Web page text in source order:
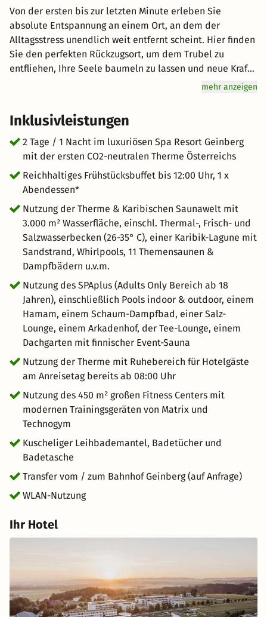
Von der ersten bis zur letzten Minute erleben Sie
absolute Entspannung an einem Ort, an dem der
Alltagsstress unendlich weit entfernt scheint. Hier finden
Sie den perfekten Rückzugsort, um dem Trubel zu
entfliehen, Ihre Seele baumeln zu lassen und neue Kraft
sowie Energie zu tanken. Das mit Hingabe geführte Hotel
besonders auf tiefe Entspannung und kulinarischen
Genuss konzentrieren. * Antipasti, Salate, Suppen,
Hauptspeisen, Desserts und Käsespezialitäten, teils
serviert, teils vom Buffet, vegetarische und vegane
Speisen, individuelle Auswahl, mehrfacher Genuss
mehr anzeigen
Inklusivleistungen
2 Tage / 1 Nacht im luxuriösen Spa Resort Geinberg
mit der ersten CO2-neutralen Therme Österreichs
Reichhaltiges Frühstücksbuffet bis 12:00 Uhr, 1 x
Abendessen*
Nutzung der Therme & Karibischen Saunawelt mit
3.000 m² Wasserfläche, einschl. Thermal-, Frisch- und
Salzwasserbecken (26-35° C), einer Karibik-Lagune mit
Sandstrand, Whirlpools, 11 Themensaunen &
Dampfbädern u.v.m.
Nutzung des SPAplus (Adults Only Bereich ab 18
Jahren), einschließlich Pools indoor & outdoor, einem
Hamam, einem Schaum-Dampfbad, einer Salz-
Lounge, einem Arkadenhof, der Tee-Lounge, einem
Dachgarten mit finnischer Event-Sauna
Nutzung der Therme mit Ruhebereich für Hotelgäste
am Anreisetag bereits ab 08:00 Uhr
Nutzung des 450 m² großen Fitness Centers mit
modernen Trainingsgeräten von Matrix und
Technogym
Kuscheliger Leihbademantel, Badetücher und
Badetasche
Transfer vom / zum Bahnhof Geinberg (auf Anfrage)
WLAN-Nutzung
Ihr Hotel